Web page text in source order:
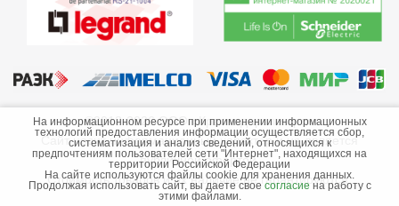
©2013-2026 ООО «Краснодарэлектро»
Сайт носит информационный характер и не является
публичной офертой.
Стоимость товаров и их наличие не гарантируются.
На информационном ресурсе при применении информационных
технологий предоставления информации осуществляется сбор,
систематизация и анализ сведений, относящихся к
предпочтениям пользователей сети "Интернет", находящихся на
территории Российской Федерации
На сайте используются файлы cookie для хранения данных.
Продолжая использовать сайт, вы даете свое согласие на работу с
этими файлами.